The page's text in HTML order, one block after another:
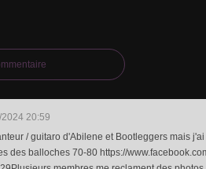
20:59
/ guitaro d'Abilene et Bootleggers mais
des balloches 70-80 https://